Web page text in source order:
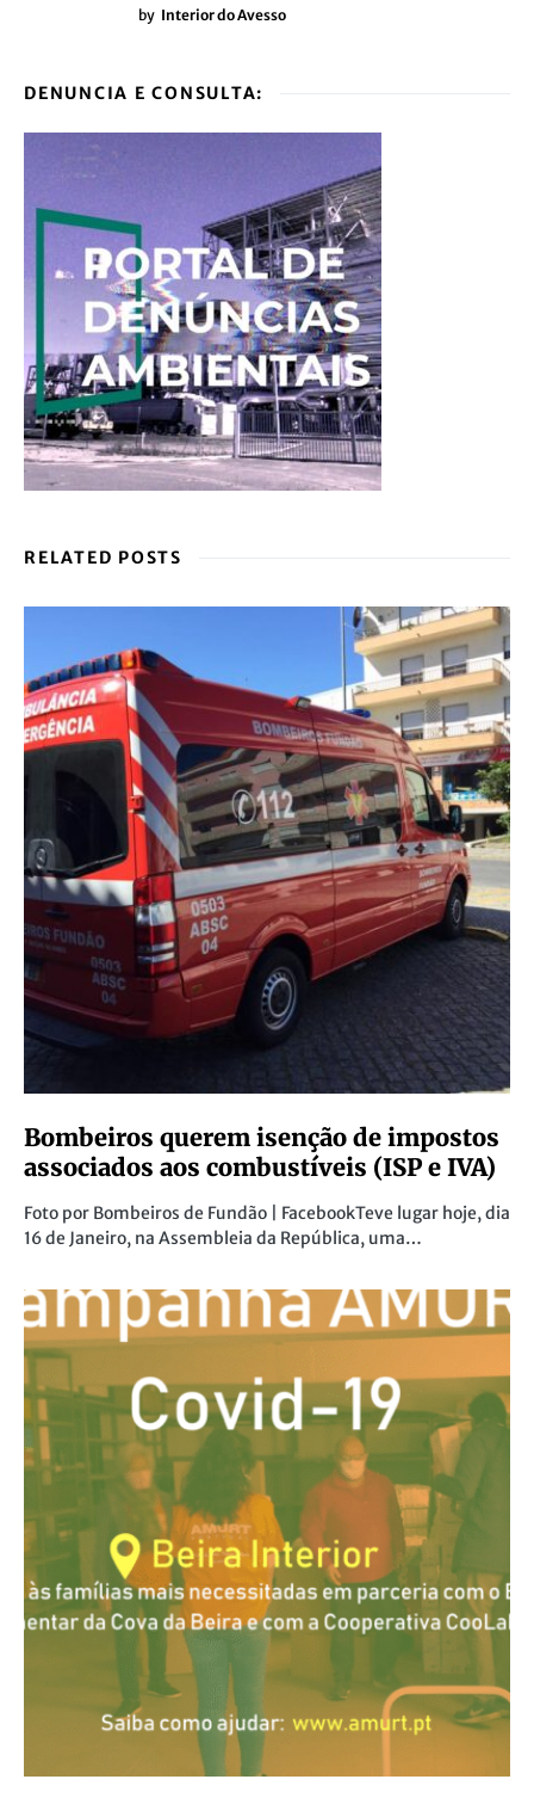
by Interior do Avesso
DENUNCIA E CONSULTA:
RELATED POSTS
Bombeiros querem isenção de impostos
associados aos combustíveis (ISP e IVA)
Foto por Bombeiros de Fundão | FacebookTeve lugar hoje, dia
16 de Janeiro, na Assembleia da República, uma…